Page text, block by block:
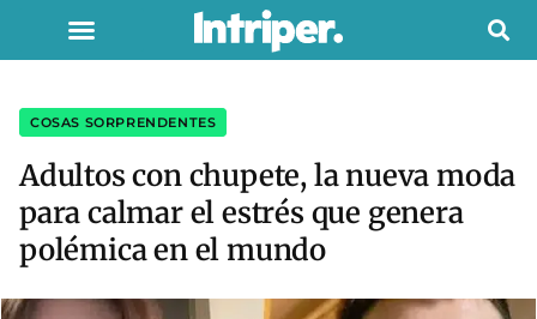
COSAS SORPRENDENTES
Adultos con chupete, la nueva moda
para calmar el estrés que genera
polémica en el mundo